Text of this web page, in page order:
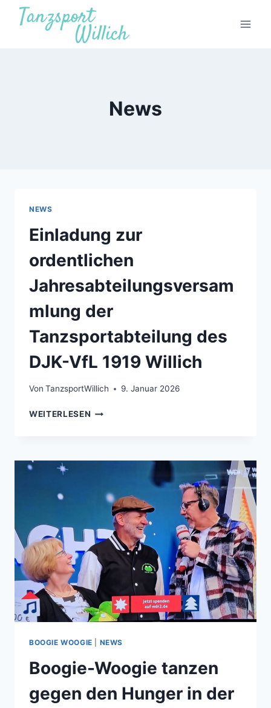
Zum
Inhalt
News
NEWS
Einladung zur
ordentlichen
Jahresabteilungsversam
mlung der
Tanzsportabteilung des
DJK-VfL 1919 Willich
Von TanzsportWillich 9. Januar 2026
WEITERLESEN EINLADUNG
DER
DJK-
1919
WILLICH
BOOGIE WOOGIE NEWS
Boogie-Woogie tanzen
gegen den Hunger in der